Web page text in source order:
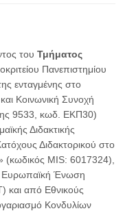
του Τμήματος
Πανεπιστημίου
ενταγμένης στο
Κοινωνική Συνοχή
9533, κωδ. ΕΚΠ30)
Διδακτικής
Διδακτορικού στο
(κωδικός MIS: 6017324),
Ευρωπαϊκή Ένωση
και από Εθνικούς
Κονδυλίων